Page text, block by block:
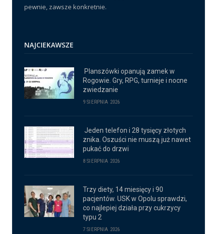
pewnie, zawsze konkretnie.
NAJCIEKAWSZE
Planszówki opanują zamek w
Rogowie. Gry, RPG, turnieje i nocne
zwiedzanie
9 SIERPNIA 2026
Jeden telefon i 28 tysięcy złotych
znika. Oszuści nie muszą już nawet
pukać do drzwi
8 SIERPNIA 2026
Trzy diety, 14 miesięcy i 90
pacjentów. USK w Opolu sprawdzi,
co najlepiej działa przy cukrzycy
typu 2
7 SIERPNIA 2026